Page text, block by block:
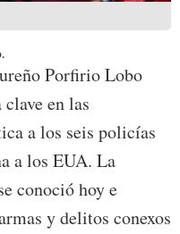
Porfirio Lobo
en las
a los seis policías
a los EUA. La
conoció hoy e
y delitos conexos